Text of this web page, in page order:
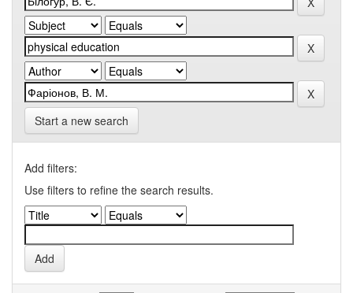
Start a new search
Add filters:
Use filters to refine the search results.